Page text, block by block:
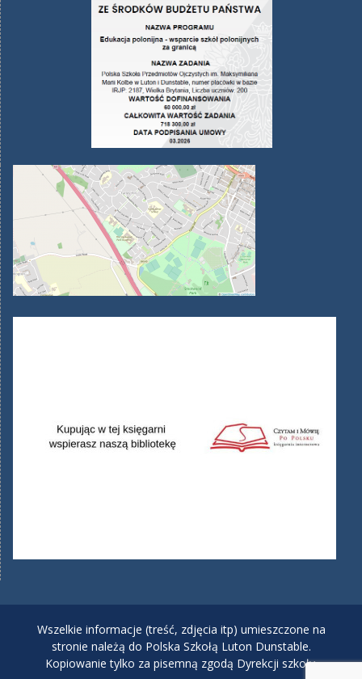
Wszelkie informacje (treść, zdjęcia itp) umieszczone na
stronie należą do Polska Szkołą Luton Dunstable.
Kopiowanie tylko za pisemną zgodą Dyrekcji szkoły.